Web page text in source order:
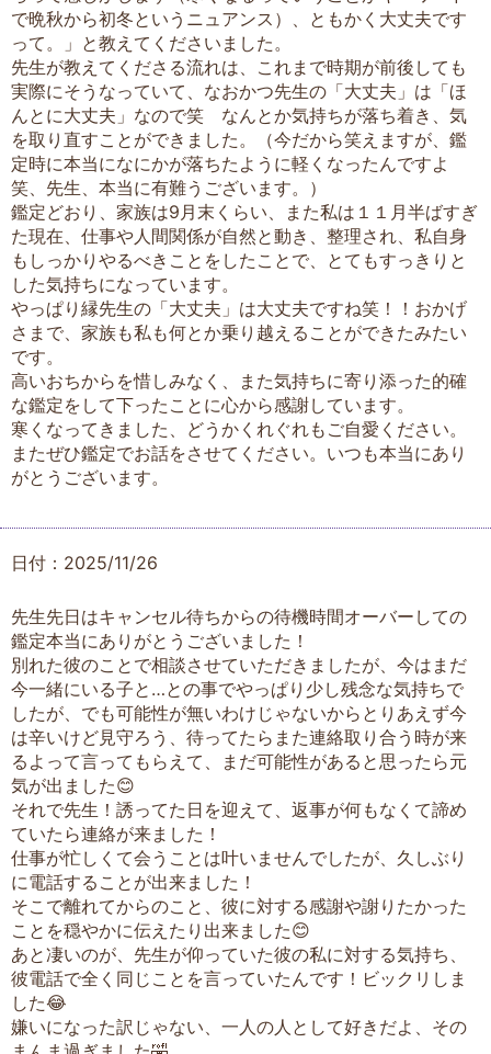
で晩秋から初冬というニュアンス）、ともかく大丈夫です
って。」と教えてくださいました。
先生が教えてくださる流れは、これまで時期が前後しても
実際にそうなっていて、なおかつ先生の「大丈夫」は「ほ
んとに大丈夫」なので笑 なんとか気持ちが落ち着き、気
を取り直すことができました。（今だから笑えますが、鑑
定時に本当になにかが落ちたように軽くなったんですよ
笑、先生、本当に有難うございます。）
鑑定どおり、家族は9月末くらい、また私は１１月半ばすぎ
た現在、仕事や人間関係が自然と動き、整理され、私自身
もしっかりやるべきことをしたことで、とてもすっきりと
した気持ちになっています。
やっぱり縁先生の「大丈夫」は大丈夫ですね笑！！おかげ
さまで、家族も私も何とか乗り越えることができたみたい
です。
高いおちからを惜しみなく、また気持ちに寄り添った的確
な鑑定をして下ったことに心から感謝しています。
寒くなってきました、どうかくれぐれもご自愛ください。
またぜひ鑑定でお話をさせてください。いつも本当にあり
がとうございます。
日付：2025/11/26
先生先日はキャンセル待ちからの待機時間オーバーしての
鑑定本当にありがとうございました！
別れた彼のことで相談させていただきましたが、今はまだ
今一緒にいる子と…との事でやっぱり少し残念な気持ちで
したが、でも可能性が無いわけじゃないからとりあえず今
は辛いけど見守ろう、待ってたらまた連絡取り合う時が来
るよって言ってもらえて、まだ可能性があると思ったら元
気が出ました😊
それで先生！誘ってた日を迎えて、返事が何もなくて諦め
ていたら連絡が来ました！
仕事が忙しくて会うことは叶いませんでしたが、久しぶり
に電話することが出来ました！
そこで離れてからのこと、彼に対する感謝や謝りたかった
ことを穏やかに伝えたり出来ました😊
あと凄いのが、先生が仰っていた彼の私に対する気持ち、
彼電話で全く同じことを言っていたんです！ビックリしま
した😂
嫌いになった訳じゃない、一人の人として好きだよ、その